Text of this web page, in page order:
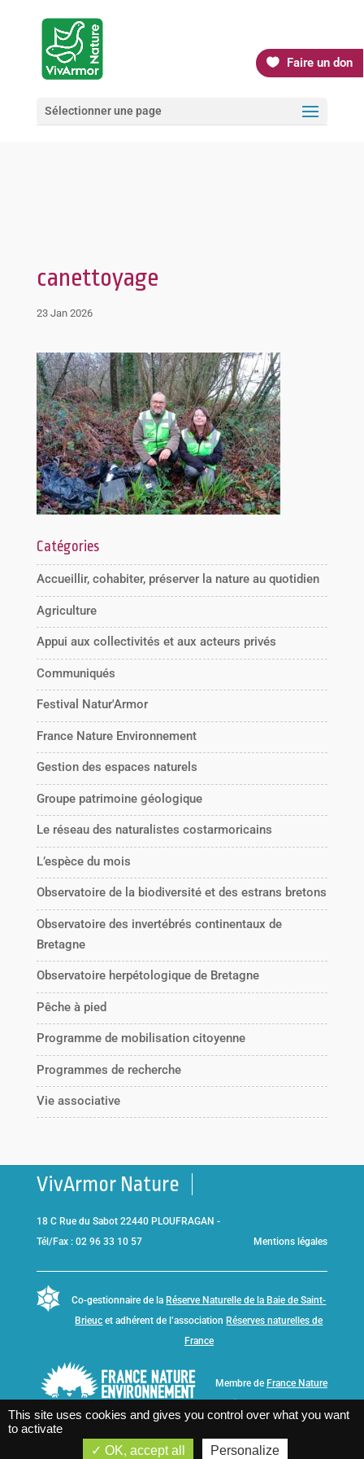
Faire un don
Sélectionner une page
canettoyage
23 Jan 2026
Catégories
Accueillir, cohabiter, préserver la nature au quotidien
Agriculture
Appui aux collectivités et aux acteurs privés
Communiqués
Festival Natur'Armor
France Nature Environnement
Gestion des espaces naturels
Groupe patrimoine géologique
Le réseau des naturalistes costarmoricains
L’espèce du mois
Observatoire de la biodiversité et des estrans bretons
Observatoire des invertébrés continentaux de
Bretagne
Observatoire herpétologique de Bretagne
Pêche à pied
Programme de mobilisation citoyenne
Programmes de recherche
Vie associative
VivArmor Nature
18 C Rue du Sabot 22440 PLOUFRAGAN -
Tél/Fax : 02 96 33 10 57
Mentions légales
Co-gestionnaire de la Réserve Naturelle de la Baie de Saint-
Brieuc et adhérent de l’association Réserves naturelles de
France
Membre de France Nature
This site uses cookies and gives you control over what you want
to activate
OK, accept all
Personalize